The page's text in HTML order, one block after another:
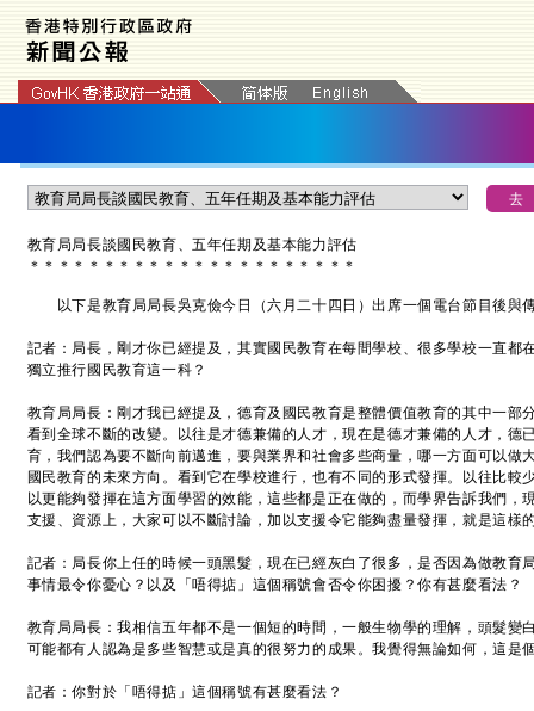
教育局局長談國民教育、五年任期及基本能力評估
＊ ＊ ＊ ＊ ＊ ＊ ＊ ＊ ＊ ＊ ＊ ＊ ＊ ＊ ＊ ＊ ＊ ＊ ＊ ＊ ＊ ＊
以下是教育局局長吳克儉今日（六月二十四日）出席一個電台節目後與
記者：局長，剛才你已經提及，其實國民教育在每間學校、很多學校一直都
獨立推行國民教育這一科？
教育局局長：剛才我已經提及，德育及國民教育是整體價值教育的其中一部
看到全球不斷的改變。以往是才德兼備的人才，現在是德才兼備的人才，德
育，我們認為要不斷向前邁進，要與業界和社會多些商量，哪一方面可以做
國民教育的未來方向。看到它在學校進行，也有不同的形式發揮。以往比較
以更能夠發揮在這方面學習的效能，這些都是正在做的，而學界告訴我們，
支援、資源上，大家可以不斷討論，加以支援令它能夠盡量發揮，就是這樣
記者：局長你上任的時候一頭黑髮，現在已經灰白了很多，是否因為做教育
事情最令你憂心？以及「唔得掂」這個稱號會否令你困擾？你有甚麼看法？
教育局局長：我相信五年都不是一個短的時間，一般生物學的理解，頭髮變
可能都有人認為是多些智慧或是真的很努力的成果。我覺得無論如何，這是
記者：你對於「唔得掂」這個稱號有甚麼看法？